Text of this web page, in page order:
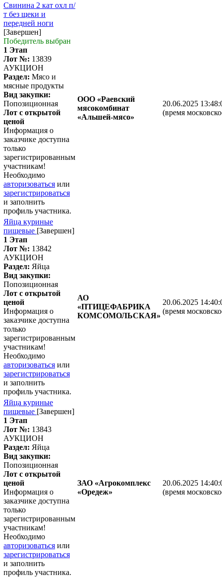
Свинина 2 кат охл п/
т без щеки и
передней ноги
[Завершен]
Победитель выбран
1 Этап
Лот №: 13839
АУКЦИОН
Раздел: Мясо и
мясные продукты
Вид закупки:
Попозиционная
Лот с открытой
ценой
Информация о
заказчике доступна
только
зарегистрированным
участникам!
Необходимо
авторизоваться или
зарегистрироваться
и заполнить
профиль участника.
ООО «Раевский
мясокомбинат
«Альшей-мясо»
20.06.2025
(время
Яйца куриные
пищевые [Завершен]
1 Этап
Лот №: 13842
АУКЦИОН
Раздел: Яйца
Вид закупки:
Попозиционная
Лот с открытой
ценой
Информация о
заказчике доступна
только
зарегистрированным
участникам!
Необходимо
авторизоваться или
зарегистрироваться
и заполнить
профиль участника.
АО
«ПТИЦЕФАБРИКА
КОМСОМОЛЬСКАЯ»
20.06.2025
(время
Яйца куриные
пищевые [Завершен]
1 Этап
Лот №: 13843
АУКЦИОН
Раздел: Яйца
Вид закупки:
Попозиционная
Лот с открытой
ценой
Информация о
заказчике доступна
только
зарегистрированным
участникам!
Необходимо
авторизоваться или
зарегистрироваться
и заполнить
профиль участника.
ЗАО «Агрокомплекс
«Оредеж»
20.06.2025
(время